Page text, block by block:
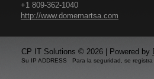
+1 809-362-1040
http://www.domemartsa.com
CP IT Solutions © 2026 | Powered by
Su IP ADDRESS Para la seguridad, se